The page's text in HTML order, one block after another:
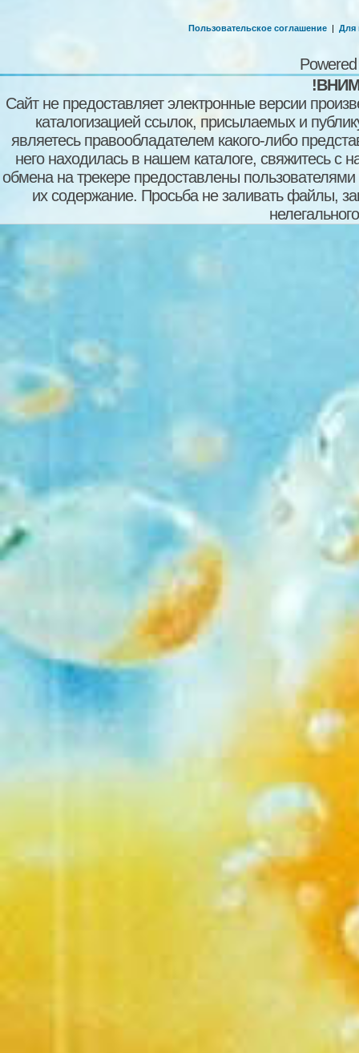
Пользовательское соглашение | Для
Сайт не предоставляет электронные версии
каталогизацией ссылок, присылаемых и
являетесь правообладателем какого-либо
него находилась в нашем каталоге, свяжитесь
обмена на трекере предоставлены пользователями
их содержание. Просьба не заливать файлы,